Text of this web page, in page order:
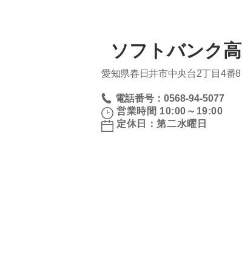
ソフトバンク
愛知県春日井市中央台2丁目4番8
電話番号：0568-94-5077
営業時間 10:00～19:00
定休日：第二水曜日